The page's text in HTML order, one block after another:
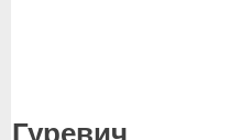
Гуревич